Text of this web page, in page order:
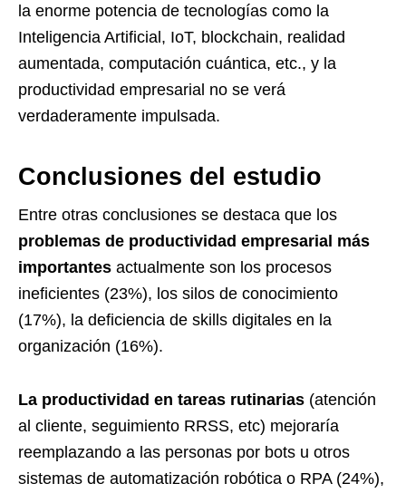
la enorme potencia de tecnologías como la
Inteligencia Artificial, IoT, blockchain, realidad
aumentada, computación cuántica, etc., y la
productividad empresarial no se verá
verdaderamente impulsada.
Conclusiones del estudio
Entre otras conclusiones se destaca que los
problemas de productividad empresarial más
importantes actualmente son los procesos
ineficientes (23%), los silos de conocimiento
(17%), la deficiencia de skills digitales en la
organización (16%).
La productividad en tareas rutinarias (atención
al cliente, seguimiento RRSS, etc) mejoraría
reemplazando a las personas por bots u otros
sistemas de automatización robótica o RPA (24%),